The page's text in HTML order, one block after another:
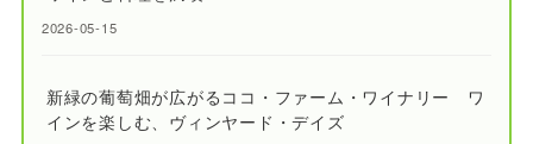
2026-05-15
新緑の葡萄畑が広がるココ・ファーム・ワイナリー ワ
インを楽しむ、ヴィンヤード・デイズ